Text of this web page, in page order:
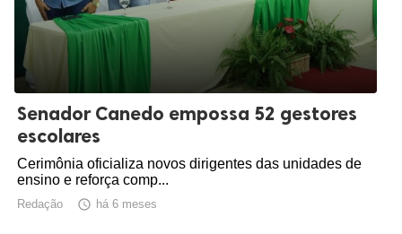
Senador Canedo empossa 52 gestores
escolares
Cerimônia oficializa novos dirigentes das unidades de
ensino e reforça comp...
Redação  há 6 meses